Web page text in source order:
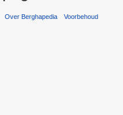
Over Berghapedia Voorbehoud